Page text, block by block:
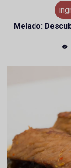
Melado: